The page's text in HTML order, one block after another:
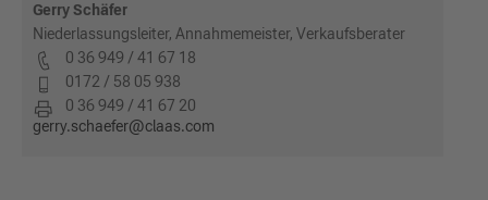
Gerry Schäfer
Niederlassungsleiter, Annahmemeister, Verkaufsberater
0 36 949 / 41 67 18
0172 / 58 05 938
0 36 949 / 41 67 20
gerry.schaefer@claas.com